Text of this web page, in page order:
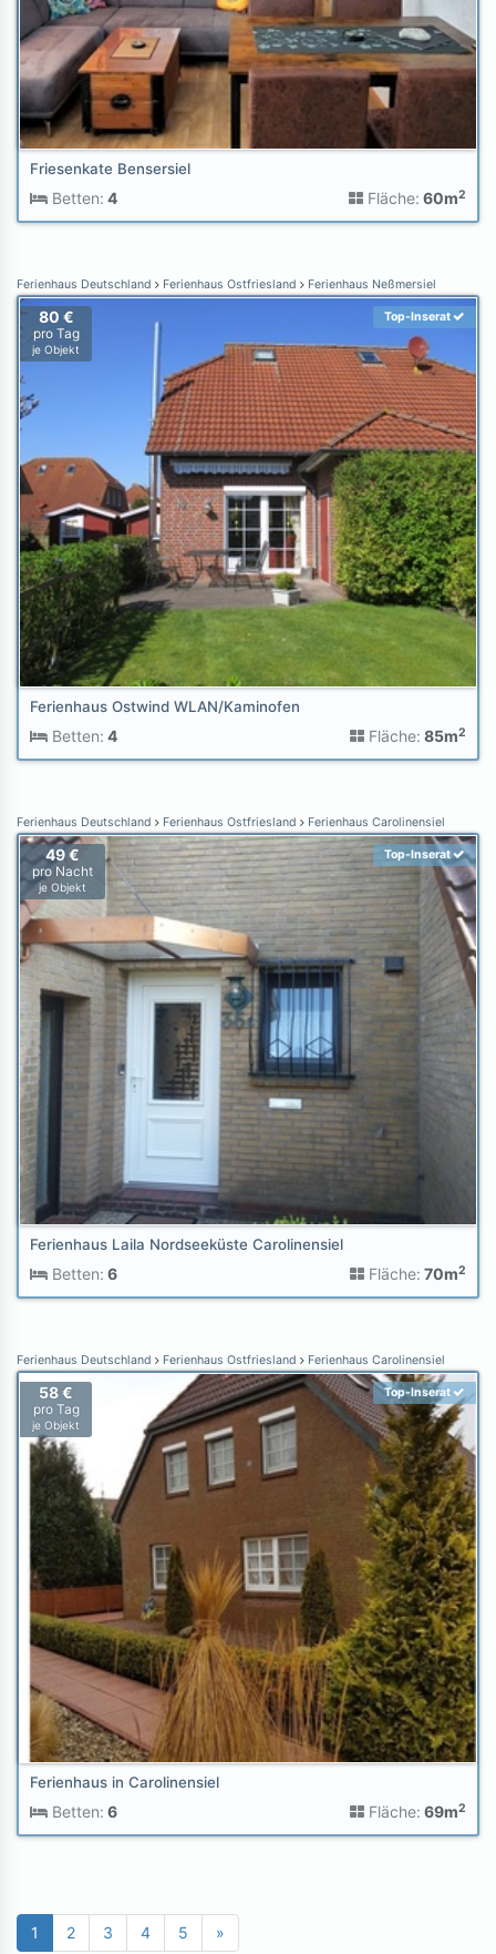
Friesenkate Bensersiel
Betten: 4 Fläche: 60m2
Ferienhaus Deutschland Ferienhaus Ostfriesland Ferienhaus Neßmersiel
80 €
pro Tag
je Objekt
Top-Inserat
Ferienhaus Ostwind WLAN/Kaminofen
Betten: 4 Fläche: 85m2
Ferienhaus Deutschland Ferienhaus Ostfriesland Ferienhaus Carolinensiel
49 €
pro Nacht
je Objekt
Top-Inserat
Ferienhaus Laila Nordseeküste Carolinensiel
Betten: 6 Fläche: 70m2
Ferienhaus Deutschland Ferienhaus Ostfriesland Ferienhaus Carolinensiel
58 €
pro Tag
je Objekt
Top-Inserat
Ferienhaus in Carolinensiel
Betten: 6 Fläche: 69m2
1 2 3 4 5 »